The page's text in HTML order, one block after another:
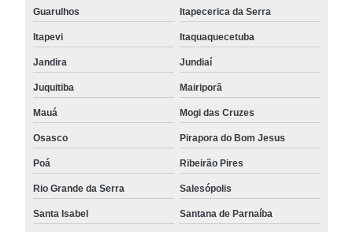
Guarulhos Itapecerica da Serra
Itapevi Itaquaquecetuba
Jandira Jundiaí
Juquitiba Mairiporã
Mauá Mogi das Cruzes
Osasco Pirapora do Bom Jesus
Poá Ribeirão Pires
Rio Grande da Serra Salesópolis
Santa Isabel Santana de Parnaíba